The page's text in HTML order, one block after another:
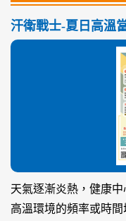
汗衛戰士-夏日高溫
天氣逐漸炎熱，健康
高溫環境的頻率或時